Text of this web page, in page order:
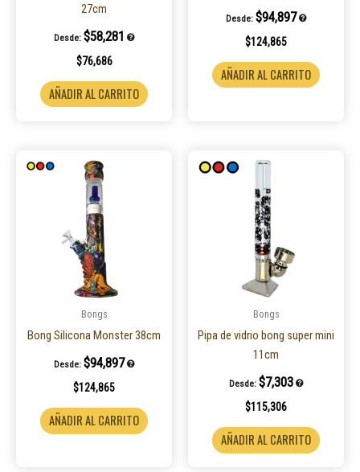
27cm
Desde: $58,281
$76,686
AÑADIR AL CARRITO
Desde: $94,897
$124,865
AÑADIR AL CARRITO
Bongs
Bong Silicona Monster 38cm
Desde: $94,897
$124,865
AÑADIR AL CARRITO
Bongs
Pipa de vidrio bong super mini
11cm
Desde: $7,303
$115,306
AÑADIR AL CARRITO